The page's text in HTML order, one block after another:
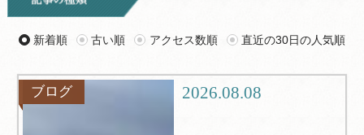
お知らせ
ツアー グルメ
観光
新着順 古い順 アクセス数順 直近の30日の人気順
ブログ 2026.08.08